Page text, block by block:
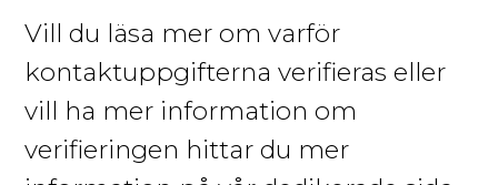
Vill du läsa mer om varför
kontaktuppgifterna verifieras eller
vill ha mer information om
verifieringen hittar du mer